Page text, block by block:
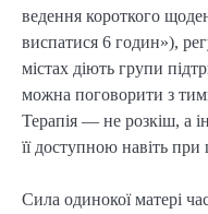
ведення короткого
виспатися 6 годин»),
містах діють групи
можна поговорити з
Терапія — не розкіш, а
її доступною навіть при
Сила одинокої матері